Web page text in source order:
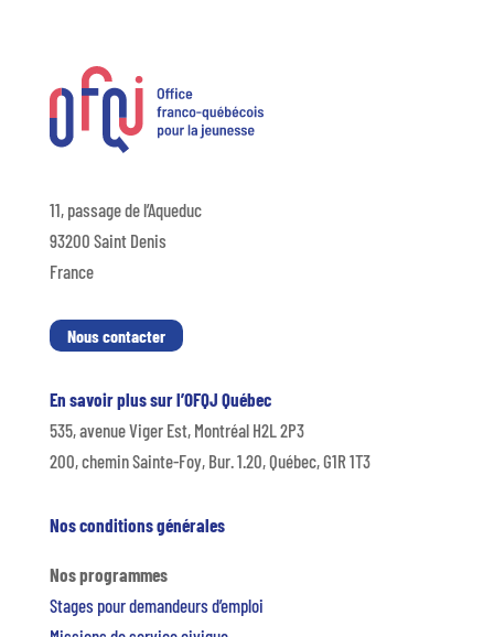
11, passage de l’Aqueduc
93200 Saint Denis
France
Nous contacter
En savoir plus sur l’OFQJ Québec
535, avenue Viger Est, Montréal H2L 2P3
200, chemin Sainte-Foy, Bur. 1.20, Québec, G1R 1T3
Nos conditions générales
Nos programmes
Stages pour demandeurs d’emploi